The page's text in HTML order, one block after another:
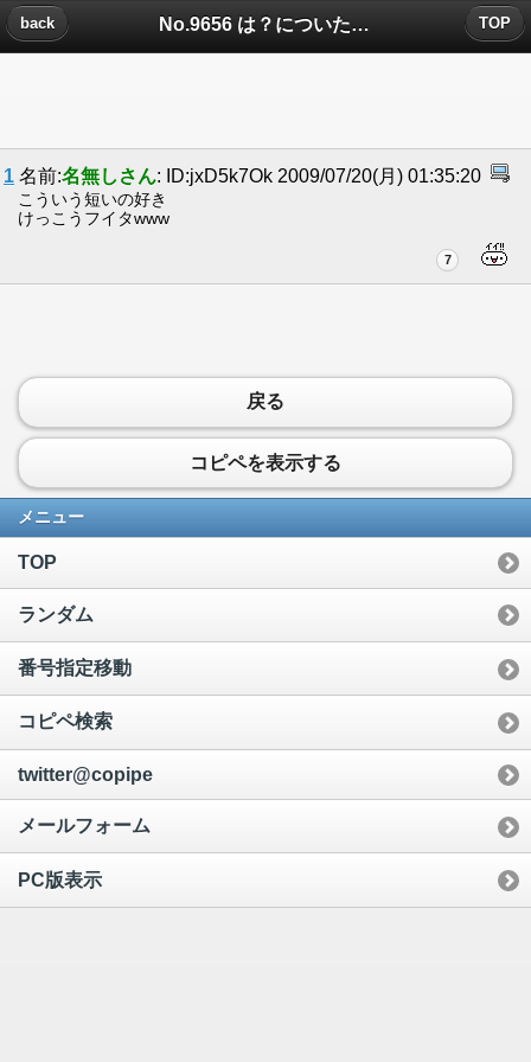
No.9656 は？についたコメント
back TOP
1 名前:名無しさん: ID:jxD5k7Ok 2009/07/20(月) 01:35:20
こういう短いの好き
けっこうフイタwww
7
戻る
コピペを表示する
メニュー
TOP
ランダム
番号指定移動
コピペ検索
twitter@copipe
メールフォーム
PC版表示